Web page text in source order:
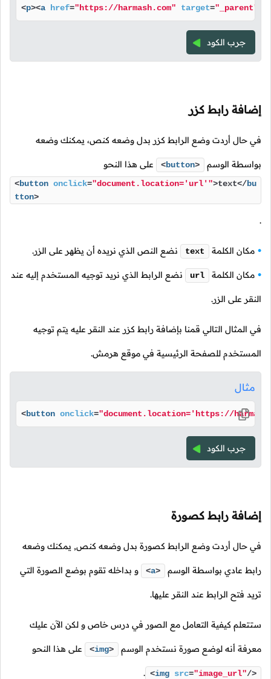
<p><a href="https://harmash.com" target="_parent"
جرب الكود
إضافة رابط كزر
في حال أردت وضع الرابط كزر بدل وضعه كنص، يمكنك وضعه
بواسطة الوسم <button> على هذا النحو
<button onclick="document.location='url'">text</bu
tton>
.
مكان الكلمة text نضع النص الذي نريده أن يظهر على الزر.
مكان الكلمة url نضع الرابط الذي نريد توجيه المستخدم إليه عند
النقر على الزر.
في المثال التالي قمنا بإضافة رابط كزر عند النقر عليه يتم توجيه
المستخدم للصفحة الرئيسية في موقع هرمش.
مثال
<button onclick="document.location='https://
جرب الكود
إضافة رابط كصورة
في حال أردت وضع الرابط كصورة بدل وضعه كنص, يمكنك وضعه
رابط عادي بواسطة الوسم <a> و بداخله تقوم بوضع الصورة التي
تريد فتح الرابط عند النقر عليها.
ستتعلم كيفية التعامل مع الصور في درس خاص و لكن الآن عليك
معرفة أنه لوضع صورة نستخدم الوسم <img> على هذا النحو
<img src="image_url"/>
.